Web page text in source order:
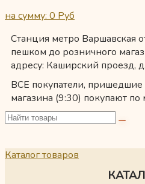
на сумму: 0 Руб
Станция метро Варшавская
пешком до розничного
адресу: Каширский проезд,
ВСЕ покупатели,
магазина (9:30) покупают
Каталог товаров